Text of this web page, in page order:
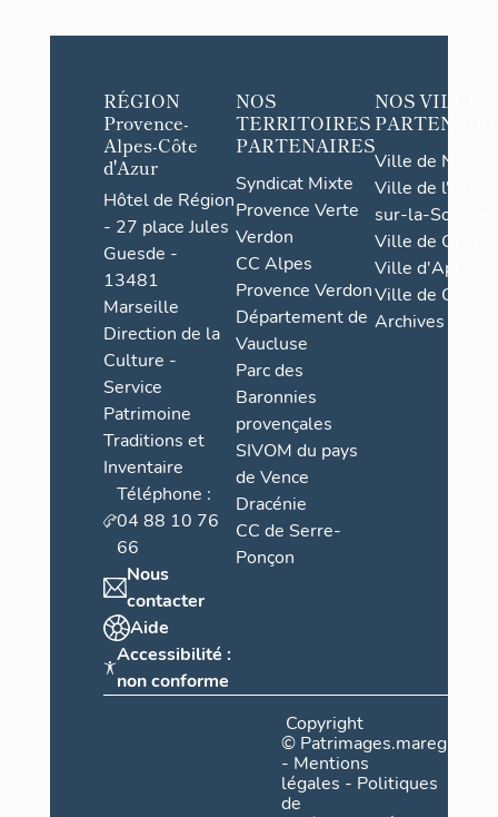
RÉGION
Provence-
Alpes-Côte
d'Azur
Hôtel de Région
- 27 place Jules
Guesde -
13481
Marseille
Direction de la
Culture -
Service
Patrimoine
Traditions et
Inventaire
Téléphone :
04 88 10 76
66
Nous
contacter
Aide
Accessibilité :
non conforme
NOS
TERRITOIRES
PARTENAIRES
Syndicat Mixte
Provence Verte
Verdon
CC Alpes
Provence Verdon
Département de
Vaucluse
Parc des
Baronnies
provençales
SIVOM du pays
de Vence
Dracénie
CC de Serre-
Ponçon
NOS VILLES
Ville de Nice
Ville de l'Isle-
sur-la-Sorgue
Ville de Grasse
Ville d'Apt
Ville de
Archives
Copyright
©
- Mentions
légales - Politiques
de